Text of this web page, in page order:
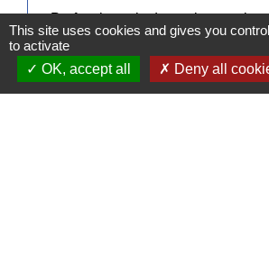
Tourisme & Handicap open_in_new
Ministère chargé de l'économie
This site uses cookies and gives you
to activate
OK, accept all
Deny all